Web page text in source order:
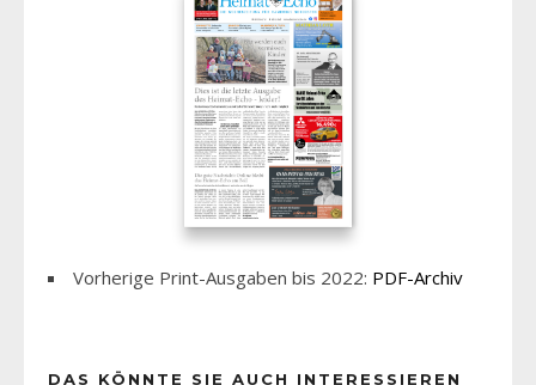
Vorherige Print-Ausgaben bis 2022: PDF-Archiv
DAS KÖNNTE SIE AUCH INTERESSIEREN